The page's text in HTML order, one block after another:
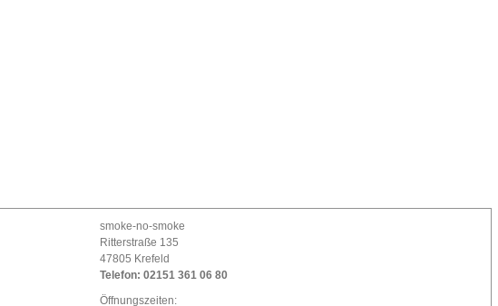
smoke-no-smoke
Ritterstraße 135
47805 Krefeld
Telefon: 02151 361 06 80
Öffnungszeiten: